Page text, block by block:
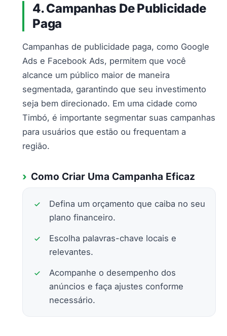
4. Campanhas De Publicidade
Paga
Campanhas de publicidade paga, como Google
Ads e Facebook Ads, permitem que você
alcance um público maior de maneira
segmentada, garantindo que seu investimento
seja bem direcionado. Em uma cidade como
Timbó, é importante segmentar suas campanhas
para usuários que estão ou frequentam a
região.
Como Criar Uma Campanha Eficaz
Defina um orçamento que caiba no seu
plano financeiro.
Escolha palavras-chave locais e
relevantes.
Acompanhe o desempenho dos
anúncios e faça ajustes conforme
necessário.